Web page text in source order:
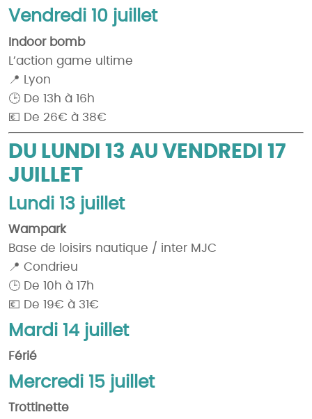
Vendredi 10 juillet
Indoor bomb
L’action game ultime
📍 Lyon
🕒 De 13h à 16h
💶 De 26€ à 38€
DU LUNDI 13 AU VENDREDI 17
JUILLET
Lundi 13 juillet
Wampark
Base de loisirs nautique / inter MJC
📍 Condrieu
🕒 De 10h à 17h
💶 De 19€ à 31€
Mardi 14 juillet
Férié
Mercredi 15 juillet
Trottinette